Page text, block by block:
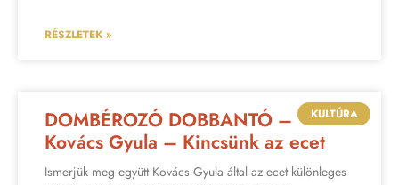
RÉSZLETEK »
KULTÚRA
DOMBÉROZÓ DOBBANTÓ –
Kovács Gyula – Kincsünk az ecet
Ismerjük meg együtt Kovács Gyula által az ecet különleges